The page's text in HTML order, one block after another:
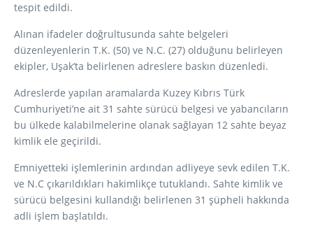
tespit edildi.
Alınan ifadeler doğrultusunda sahte belgeleri
düzenleyenlerin T.K. (50) ve N.C. (27) olduğunu belirleyen
ekipler, Uşak’ta belirlenen adreslere baskın düzenledi.
Adreslerde yapılan aramalarda Kuzey Kıbrıs Türk
Cumhuriyeti’ne ait 31 sahte sürücü belgesi ve yabancıların
bu ülkede kalabilmelerine olanak sağlayan 12 sahte beyaz
kimlik ele geçirildi.
Emniyetteki işlemlerinin ardından adliyeye sevk edilen T.K.
ve N.C çıkarıldıkları hakimlikçe tutuklandı. Sahte kimlik ve
sürücü belgesini kullandığı belirlenen 31 şüpheli hakkında
adli işlem başlatıldı.